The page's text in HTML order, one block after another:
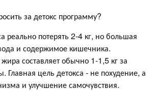
за детокс программу?
реально потерять 2-4 кг, но большая
и содержимое кишечника.
составляет обычно 1-1,5 кг за
цель детокса - не похудение, а
и улучшение самочувствия.